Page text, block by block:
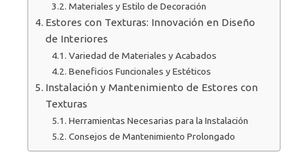
Materiales y Estilo de Decoración
Estores con Texturas: Innovación en Diseño
de Interiores
Variedad de Materiales y Acabados
Beneficios Funcionales y Estéticos
Instalación y Mantenimiento de Estores con
Texturas
Herramientas Necesarias para la Instalación
Consejos de Mantenimiento Prolongado